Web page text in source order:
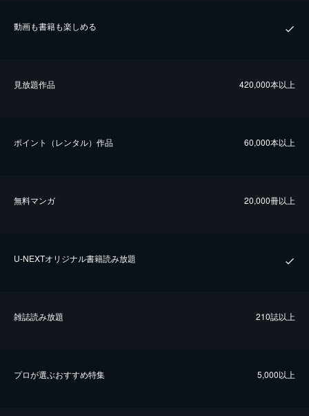
動画も書籍も楽しめる
⾒放題作品 420,000本以上
ポイント（レンタル）作品 60,000本以上
無料マンガ 20,000冊以上
U-NEXTオリジナル書籍読み放題
雑誌読み放題 210誌以上
プロが選ぶおすすめ特集 5,000以上